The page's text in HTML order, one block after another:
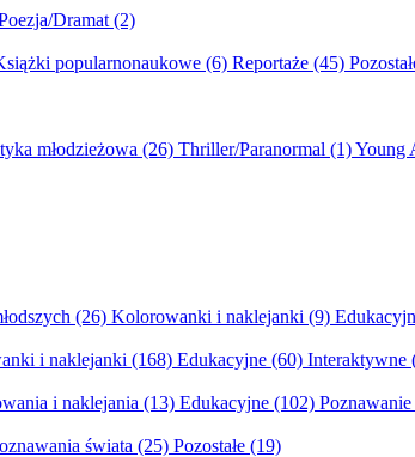
Dramat (2)
popularnonaukowe (6) Reportaże (45)
młodzieżowa (26) Thriller/Paranormal (1)Young
(26) Kolorowanki i naklejanki (9)
i naklejanki (168) Edukacyjne (60) Interaktywne
i naklejania (13) Edukacyjne (102) Poznawanie
świata (25) Pozostałe (19)